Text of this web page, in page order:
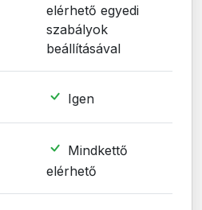
elérhető egyedi
szabályok
beállításával
Igen
Mindkettő
elérhető